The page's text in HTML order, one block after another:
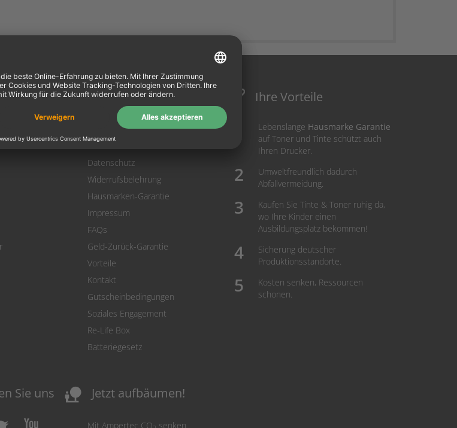
Information
Über uns
AGB
Datenschutz
Widerrufsbelehrung
Hausmarken-Garantie
Impressum
FAQs
Geld-Zurück-Garantie
Vorteile
Kontakt
Gutscheinbedingungen
Soziales Engagement
Re-Life Box
Batteriegesetz
Ihre Vorteile
Lebenslange Hausmarke Garantie
auf Toner und Tinte schützt auch
Ihren Drucker.
Umweltfreundlich dadurch
Abfallvermeidung.
Kaufen Sie Tinte & Toner ruhig da,
wo Ihre Kinder einen
Ausbildungsplatz bekommen!
Sicherung deutscher
Produktionsstandorte.
Kosten senken, Ressourcen
schonen.
Sie uns nature_people Jetzt aufbäumen!
Mit Ampertec CO senken